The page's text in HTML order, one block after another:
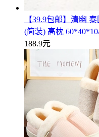
【39.9包邮】清幽
(简装) 高枕
188.9元